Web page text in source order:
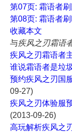
第07页: 霜语者
第08页: 霜语者
收藏本文
与疾风之刃霜语
疾风之刃霜语者
谁说霜语者是垃
预约疾风之刃国
09-27)
疾风之刃体验服
(2013-09-26)
高玩解析疾风之